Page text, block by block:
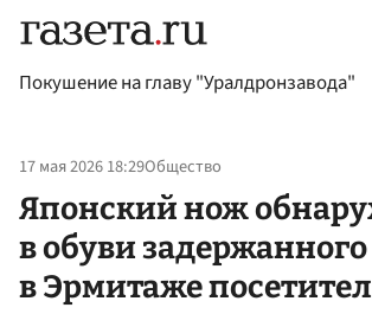
Покушение на главу "Уралдронзавода"
17 мая 2026 18:29Общество
Японский нож
в обуви задержанного
в Эрмитаже